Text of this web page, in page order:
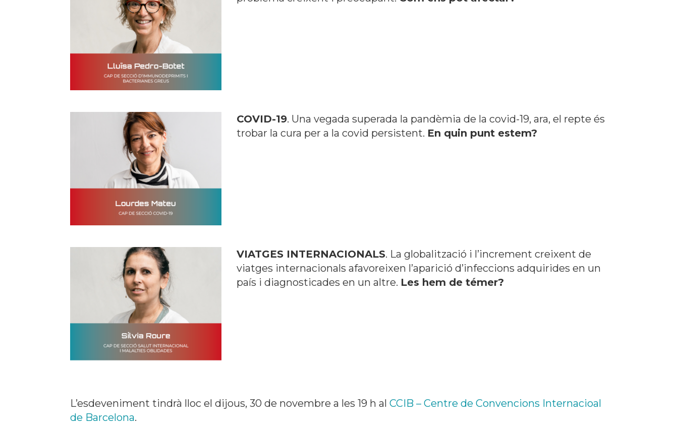
COVID-19. Una vegada superada la pandèmia de la covid-19, ara, el repte és
trobar la cura per a la covid persistent. En quin punt estem?
VIATGES INTERNACIONALS. La globalització i l’increment creixent de
viatges internacionals afavoreixen l’aparició d’infeccions adquirides en un
país i diagnosticades en un altre. Les hem de témer?
L’esdeveniment tindrà lloc el dijous, 30 de novembre a les 19 h alCCIB – Centre de Convencions Internacioal
de Barcelona.